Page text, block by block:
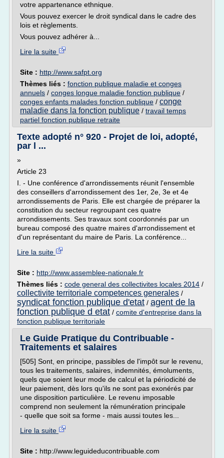
votre appartenance ethnique.
Vous pouvez exercer le droit syndical dans le cadre des
lois et règlements.
Vous pouvez adhérer à...
Lire la suite
Site : http://www.safpt.org
Thèmes liés : fonction publique maladie et conges
annuels / conges longue maladie fonction publique /
conges enfants malades fonction publique / conge
maladie dans la fonction publique / travail temps
partiel fonction publique retraite
Texte adopté n° 920 - Projet de loi, adopté,
par l ...
»
Article 23
I. - Une conférence d'arrondissements réunit l'ensemble
des conseillers d'arrondissement des 1er, 2e, 3e et 4e
arrondissements de Paris. Elle est chargée de préparer la
constitution du secteur regroupant ces quatre
arrondissements. Ses travaux sont coordonnés par un
bureau composé des quatre maires d'arrondissement et
d'un représentant du maire de Paris. La conférence...
Lire la suite
Site : http://www.assemblee-nationale.fr
Thèmes liés : code general des collectivites locales 2014 /
collectivite territoriale competences generales /
syndicat fonction publique d'etat / agent de la
fonction publique d etat / comite d'entreprise dans la
fonction publique territoriale
Le Guide Pratique du Contribuable -
Traitements et salaires
[505] Sont, en principe, passibles de l'impôt sur le revenu,
tous les traitements, salaires, indemnités, émoluments,
quels que soient leur mode de calcul et la périodicité de
leur paiement, dès lors qu'ils ne sont pas exonérés par
une disposition particulière. Le revenu imposable
comprend non seulement la rémunération principale
- quelle que soit sa forme - mais aussi toutes les...
Lire la suite
Site : http://www.leguideducontribuable.com